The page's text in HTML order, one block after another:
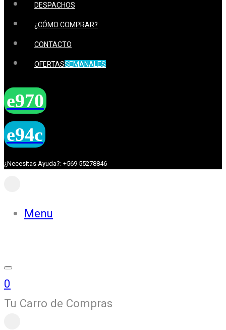
DESPACHOS
¿CÓMO COMPRAR?
CONTACTO
OFERTASSEMANALES
¿Necesitas Ayuda?: +569 55278846
Menu
0
Tu Carro de Compras